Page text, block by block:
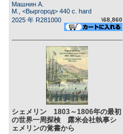
Машнин А.
М., <Выргород> 440 c. hard
2025 年 R281000
\68,860
シェメリン 1803～1806年の最初
の世界一周探検 露米会社執事シ
ェメリンの覚書から